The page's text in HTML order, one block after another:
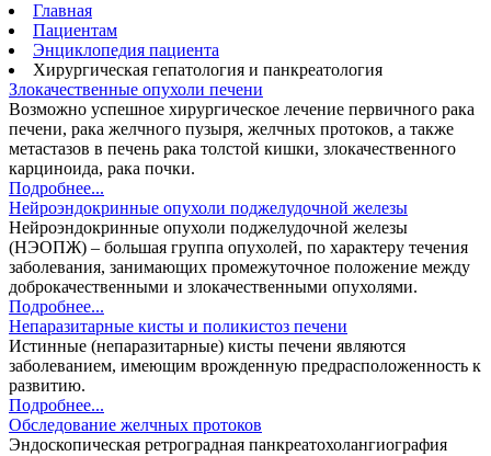
Главная
Пациентам
Энциклопедия пациента
Хирургическая гепатология и панкреатология
Злокачественные опухоли печени
Возможно успешное хирургическое лечение первичного рака
печени, рака желчного пузыря, желчных протоков, а также
метастазов в печень рака толстой кишки, злокачественного
карциноида, рака почки.
Подробнее...
Нейроэндокринные опухоли поджелудочной железы
Нейроэндокринные опухоли поджелудочной железы
(НЭОПЖ) – большая группа опухолей, по характеру течения
заболевания, занимающих промежуточное положение между
доброкачественными и злокачественными опухолями.
Подробнее...
Непаразитарные кисты и поликистоз печени
Истинные (непаразитарные) кисты печени являются
заболеванием, имеющим врожденную предрасположенность к
развитию.
Подробнее...
Обследование желчных протоков
Эндоскопическая ретроградная панкреатохолангиография